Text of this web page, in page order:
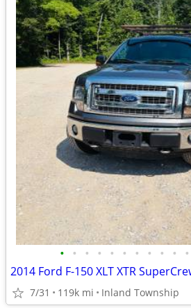
• • • • • • • • • • •
7/31 119k mi Inland Township